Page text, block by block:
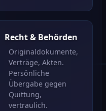
Recht & Behörden
Originaldokumente,
Verträge, Akten.
Persönliche
Übergabe gegen
Quittung,
vertraulich.